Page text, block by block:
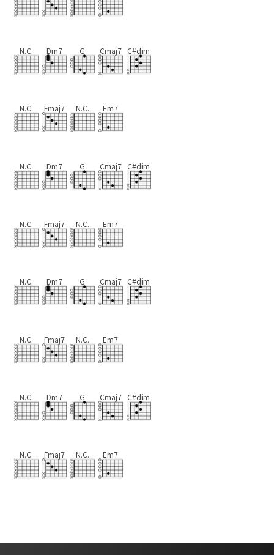
N.C. Dm7 G Cmaj7 C#dim
N.C. Fmaj7 N.C. Em7
N.C. Dm7 G Cmaj7 C#dim
N.C. Fmaj7 N.C. Em7
N.C. Dm7 G Cmaj7 C#dim
N.C. Fmaj7 N.C. Em7
N.C. Dm7 G Cmaj7 C#dim
N.C. Fmaj7 N.C. Em7